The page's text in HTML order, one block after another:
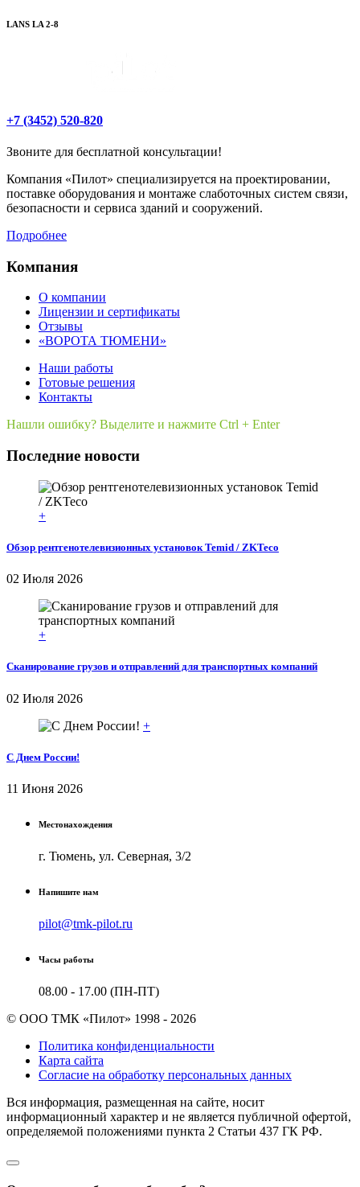
LANS LA 2-8
+7 (3452) 520-820
Звоните для бесплатной консультации!
Компания «Пилот» специализируется на проектировании,
поставке оборудования и монтаже слаботочных систем связи,
безопасности и сервиса зданий и сооружений.
Подробнее
Компания
О компании
Лицензии и сертификаты
Отзывы
«ВОРОТА ТЮМЕНИ»
Наши работы
Готовые решения
Контакты
Нашли ошибку? Выделите и нажмите Ctrl + Enter
Последние новости
+
Обзор рентгенотелевизионных установок Temid / ZKTeco
02 Июля 2026
+
Сканирование грузов и отправлений для транспортных компаний
02 Июля 2026
+
С Днем России!
11 Июня 2026
Местонахождения
г. Тюмень, ул. Северная, 3/2
Напишите нам
pilot@tmk-pilot.ru
Часы работы
08.00 - 17.00 (ПН-ПТ)
© ООО ТМК «Пилот» 1998 - 2026
Политика конфиденциальности
Карта сайта
Согласие на обработку персональных данных
Вся информация, размещенная на сайте, носит
информационный характер и не является публичной офертой,
определяемой положениями пункта 2 Cтатьи 437 ГК РФ.